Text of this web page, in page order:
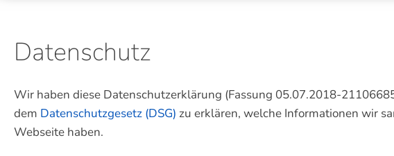
Datenschutz
Wir haben diese Datenschutzerklärung (Fassung 05.07.2018-
dem Datenschutzgesetz (DSG) zu erklären, welche Informationen wir
Webseite haben.